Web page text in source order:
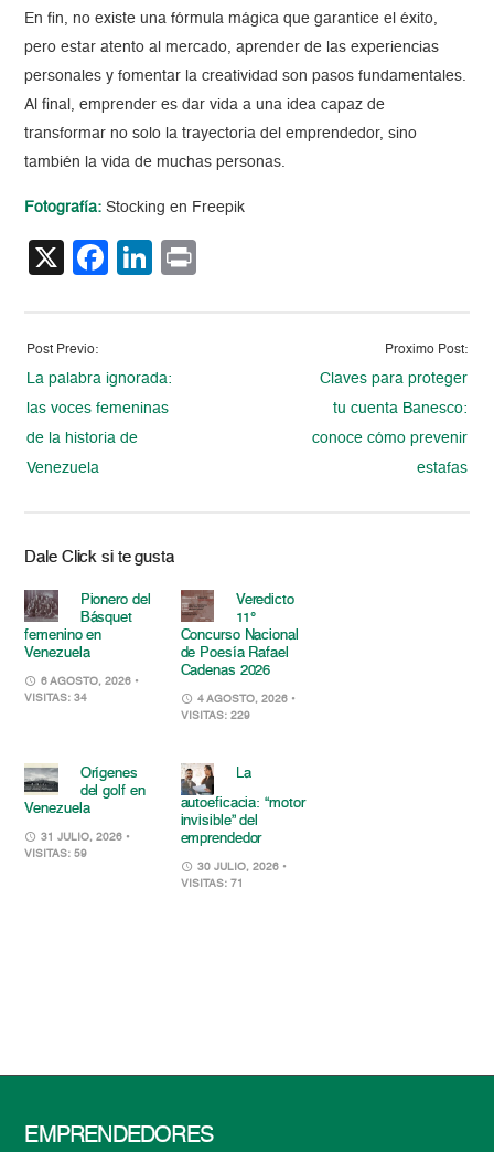
En fin, no existe una fórmula mágica que garantice el éxito,
pero estar atento al mercado, aprender de las experiencias
personales y fomentar la creatividad son pasos fundamentales.
Al final, emprender es dar vida a una idea capaz de
transformar no solo la trayectoria del emprendedor, sino
también la vida de muchas personas.
Fotografía: Stocking en Freepik
X Facebook
LinkedIn
Post Previo:
La palabra ignorada:
las voces femeninas
de la historia de
Venezuela
Proximo Post:
Claves para proteger
tu cuenta Banesco:
conoce cómo prevenir
estafas
Dale Click si te gusta
Pionero del
Básquet
femenino en
Venezuela
6 AGOSTO, 2026 •
VISITAS: 34
Veredicto
11°
Concurso Nacional
de Poesía Rafael
Cadenas 2026
4 AGOSTO, 2026 •
VISITAS: 229
Orígenes
del golf en
Venezuela
31 JULIO, 2026 •
VISITAS: 59
La
autoeficacia: “motor
invisible” del
emprendedor
30 JULIO, 2026 •
VISITAS: 71
EMPRENDEDORES